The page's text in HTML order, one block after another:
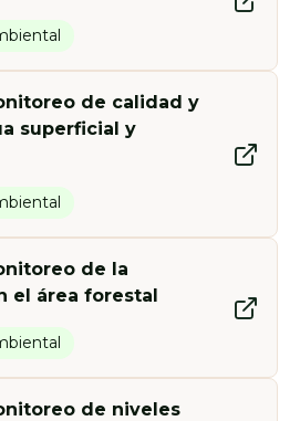
de calidad y
superficial y
de la
el área forestal
de niveles